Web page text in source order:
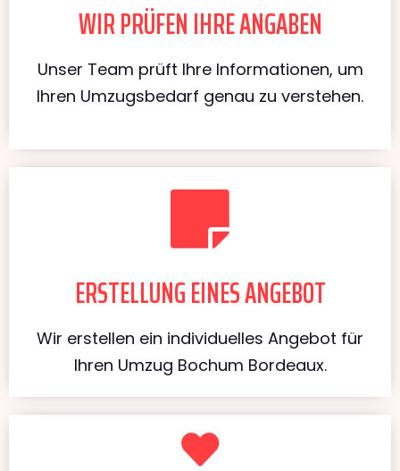
WIR PRÜFEN IHRE ANGABEN
Unser Team prüft Ihre Informationen, um
Ihren Umzugsbedarf genau zu verstehen.
ERSTELLUNG EINES ANGEBOT
Wir erstellen ein individuelles Angebot für
Ihren Umzug Bochum Bordeaux.